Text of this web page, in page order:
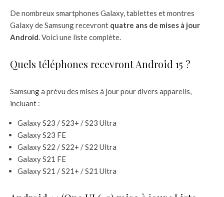
De nombreux smartphones Galaxy, tablettes et montres
Galaxy de Samsung recevront quatre ans de mises à jour
Android. Voici une liste complète.
Quels téléphones recevront Android 15 ?
Samsung a prévu des mises à jour pour divers appareils,
incluant :
Galaxy S23 / S23+ / S23 Ultra
Galaxy S23 FE
Galaxy S22 / S22+ / S22 Ultra
Galaxy S21 FE
Galaxy S21 / S21+ / S21 Ultra